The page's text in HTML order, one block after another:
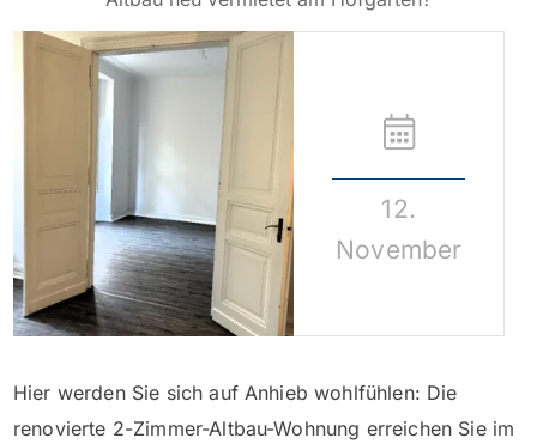
12.
November
Hier werden Sie sich auf Anhieb wohlfühlen: Die
renovierte 2-Zimmer-Altbau-Wohnung erreichen Sie im